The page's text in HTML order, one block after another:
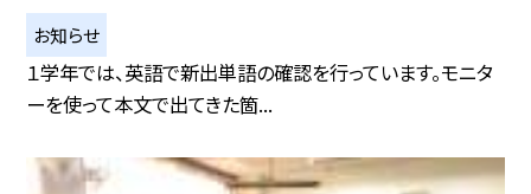
お知らせ
１学年では、英語で新出単語の確認を行っています。モニタ
ーを使って本文で出てきた箇...